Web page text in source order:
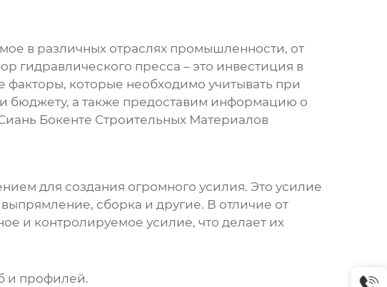
в различных отраслях промышленности, от
гидравлического пресса – это инвестиция в
которые необходимо учитывать при
бюджету, а также предоставим информацию о
Бокенте Строительных Материалов
для создания огромного усилия. Это усилие
сборка и другие. В отличие от
и контролируемое усилие, что делает их
и профилей.